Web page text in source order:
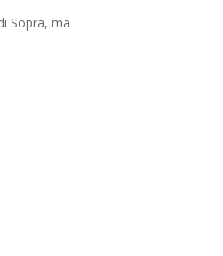
Sopra, ma